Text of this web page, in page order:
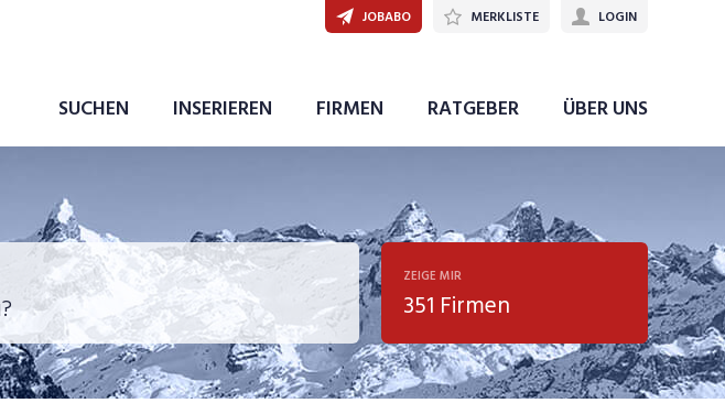
SUCHEN INSERIEREN FIRMEN RATGEBER ÜBER UNS
JOBABO MERKLISTE LOGIN
ZEIGE MIR
351 Firmen